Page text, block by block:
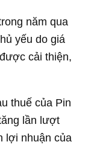
năm qua
yếu do giá
cải thiện,
thuế của Pin
lần lượt
lợi nhuận của